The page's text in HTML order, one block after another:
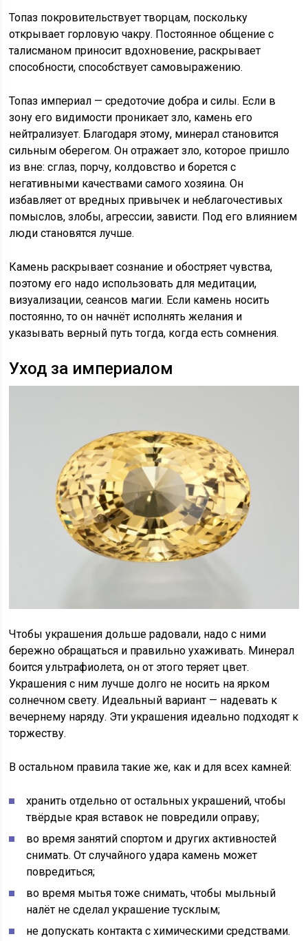
Топаз покровительствует творцам, поскольку
открывает горловую чакру. Постоянное общение с
талисманом приносит вдохновение, раскрывает
способности, способствует самовыражению.
Топаз империал — средоточие добра и силы. Если в
зону его видимости проникает зло, камень его
нейтрализует. Благодаря этому, минерал становится
сильным оберегом. Он отражает зло, которое пришло
из вне: сглаз, порчу, колдовство и борется с
негативными качествами самого хозяина. Он
избавляет от вредных привычек и неблагочестивых
помыслов, злобы, агрессии, зависти. Под его влиянием
люди становятся лучше.
Камень раскрывает сознание и обостряет чувства,
поэтому его надо использовать для медитации,
визуализации, сеансов магии. Если камень носить
постоянно, то он начнёт исполнять желания и
указывать верный путь тогда, когда есть сомнения.
Уход за империалом
Чтобы украшения дольше радовали, надо с ними
бережно обращаться и правильно ухаживать. Минерал
боится ультрафиолета, он от этого теряет цвет.
Украшения с ним лучше долго не носить на ярком
солнечном свету. Идеальный вариант — надевать к
вечернему наряду. Эти украшения идеально подходят к
торжеству.
В остальном правила такие же, как и для всех камней:
хранить отдельно от остальных украшений, чтобы
твёрдые края вставок не повредили оправу;
во время занятий спортом и других активностей
снимать. От случайного удара камень может
повредиться;
во время мытья тоже снимать, чтобы мыльный
налёт не сделал украшение тусклым;
не допускать контакта с химическими средствами.